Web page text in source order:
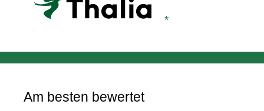
Am besten bewertet